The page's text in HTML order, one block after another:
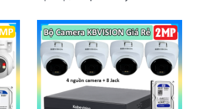
sát hiệu quả trong không gian nhỏ